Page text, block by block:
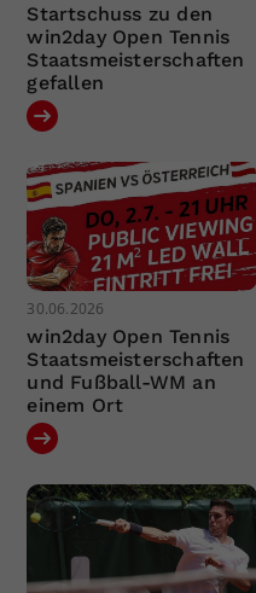
Startschuss zu den
win2day Open Tennis
Staatsmeisterschaften
gefallen
30.06.2026
win2day Open Tennis
Staatsmeisterschaften
und Fußball-WM an
einem Ort